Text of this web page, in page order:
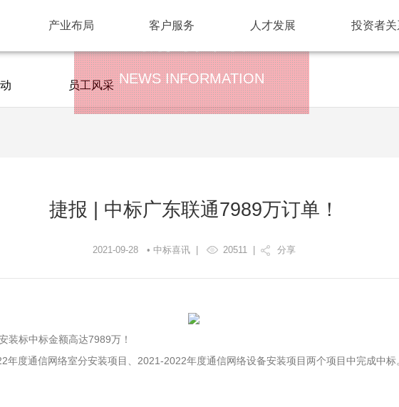
产业布局 客户服务 人才发展 投资者关
新闻资讯
NEWS INFORMATION
员工风采
捷报 | 中标广东联通7989万订单！
2021-09-28 • 中标喜讯 | 20511| 分享
装标中标金额高达7989万！
度通信网络室分安装项目、2021-2022年度通信网络设备安装项目两个项目中完成中标